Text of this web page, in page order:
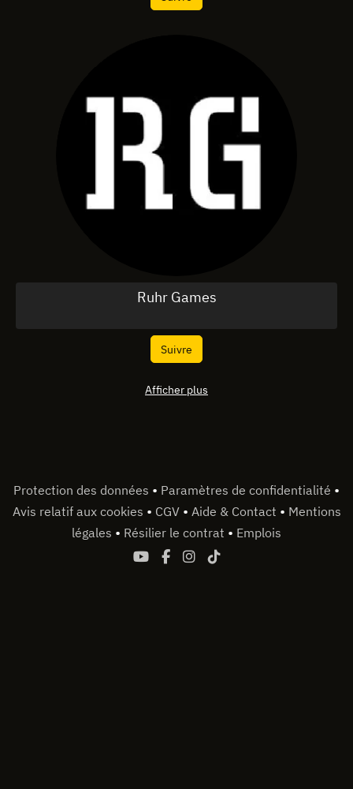
Ruhr Games
Suivre
Afficher plus
Protection des données • Paramètres de confidentialité •
Avis relatif aux cookies • CGV • Aide & Contact • Mentions
légales • Résilier le contrat • Emplois